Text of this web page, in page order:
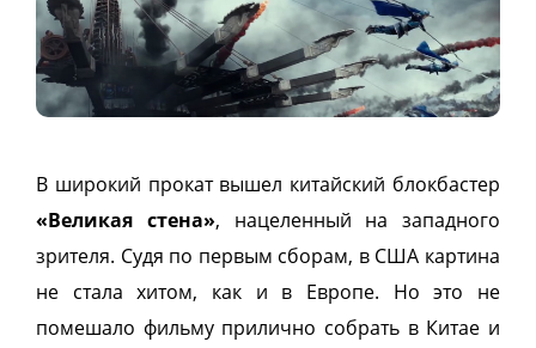
В широкий прокат вышел китайский блокбастер
«Великая стена», нацеленный на западного
зрителя. Судя по первым сборам, в США картина
не стала хитом, как и в Европе. Но это не
помешало фильму прилично собрать в Китае и